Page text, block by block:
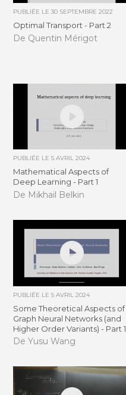
PUBLIÉE LE30 SEPTEMBRE 2022
Optimal Transport - Part 2
De Quentin Mérigot
PUBLIÉE LE5 AVRIL 2024
Mathematical Aspects of
Deep Learning - Part 1
De Mikhail Belkin
PUBLIÉE LE5 AVRIL 2024
Some Theoretical Aspects of
Graph Neural Networks (and
Higher Order Variants) - Part 1
De Yusu Wang